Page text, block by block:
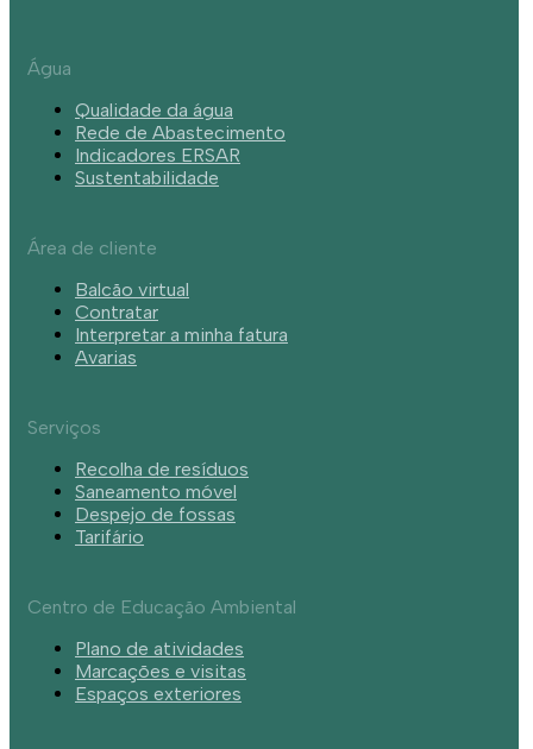
Água
Qualidade da água
Rede de Abastecimento
Indicadores ERSAR
Sustentabilidade
Área de cliente
Balcão virtual
Contratar
Interpretar a minha fatura
Avarias
Serviços
Recolha de resíduos
Saneamento móvel
Despejo de fossas
Tarifário
Centro de Educação Ambiental
Plano de atividades
Marcações e visitas
Espaços exteriores